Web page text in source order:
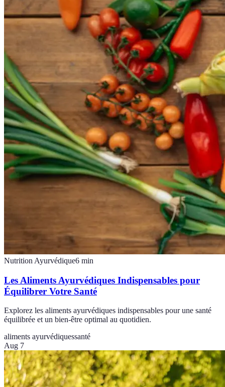
Nutrition Ayurvédique6 min
Les Aliments Ayurvédiques Indispensables pour
Équilibrer Votre Santé
Explorez les aliments ayurvédiques indispensables pour une santé
équilibrée et un bien-être optimal au quotidien.
aliments ayurvédiquessanté
Aug 7